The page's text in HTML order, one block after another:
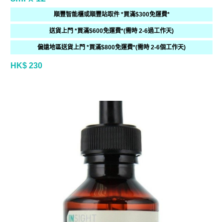
順豐智能櫃或順豐站取件 *買滿$300免運費*
送貨上門 *買滿$600免運費*(需時 2-6過工作天)
偏遠地區送貨上門 *買滿$800免運費*(需時 2-6個工作天)
HK$ 230